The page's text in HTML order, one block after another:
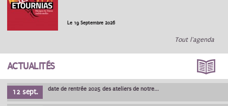
Le 19 Septembre 2026
Tout l'agenda
ACTUALITÉS
12 sept. date de rentrée 2025 des ateliers de notre...